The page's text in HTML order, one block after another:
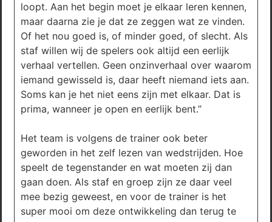
loopt. Aan het begin moet je elkaar leren kennen,
maar daarna zie je dat ze zeggen wat ze vinden.
Of het nou goed is, of minder goed, of slecht. Als
staf willen wij de spelers ook altijd een eerlijk
verhaal vertellen. Geen onzinverhaal over waarom
iemand gewisseld is, daar heeft niemand iets aan.
Soms kan je het niet eens zijn met elkaar. Dat is
prima, wanneer je open en eerlijk bent.”
Het team is volgens de trainer ook beter
geworden in het zelf lezen van wedstrijden. Hoe
speelt de tegenstander en wat moeten zij dan
gaan doen. Als staf en groep zijn ze daar veel
mee bezig geweest, en voor de trainer is het
super mooi om deze ontwikkeling dan terug te